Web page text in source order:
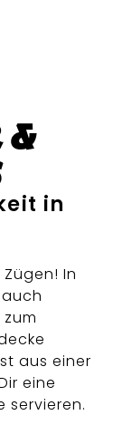
in
In
aus einer
eine
servieren.